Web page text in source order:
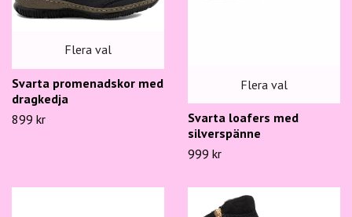
Flera val
Svarta promenadskor med
dragkedja
899 kr
Flera val
Svarta loafers med
silverspänne
999 kr